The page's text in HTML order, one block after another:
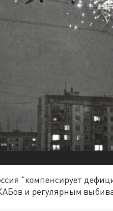
"компенсирует
и регулярным